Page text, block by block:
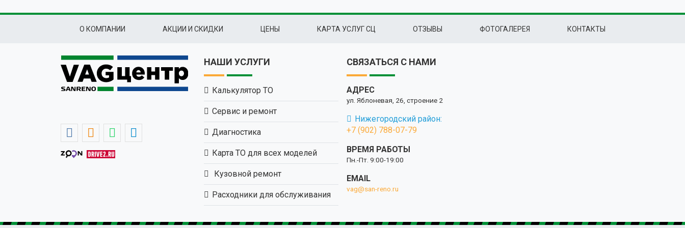
О КОМПАНИИ АКЦИИ И СКИДКИ ЦЕНЫ КАРТА УСЛУГ СЦ ОТЗЫВЫ ФОТОГАЛЕРЕЯ КОНТАКТЫ
НАШИ УСЛУГИ
Калькулятор ТО
Сервис и ремонт
Диагностика
Карта ТО для всех моделей
Кузовной ремонт
Расходники для обслуживания
СВЯЗАТЬСЯ С НАМИ
АДРЕС
ул. Яблоневая, 26, строение 2
Нижегородский район:
+7 (902) 788-07-79
ВРЕМЯ РАБОТЫ
Пн.-Пт. 9:00-19:00
EMAIL
vag@san-reno.ru